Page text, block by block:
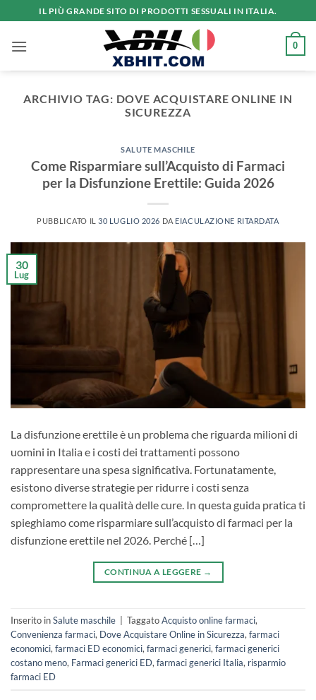
ai
contenuti
IL PIÙ GRANDE SITO DI PRODOTTI SESSUALI IN ITALIA.
0
ARCHIVIO TAG: DOVE ACQUISTARE ONLINE IN
SICUREZZA
SALUTE MASCHILE
Come Risparmiare sull’Acquisto di Farmaci
per la Disfunzione Erettile: Guida 2026
PUBBLICATO IL 30 LUGLIO 2026 DA EIACULAZIONE RITARDATA
30
Lug
La disfunzione erettile è un problema che riguarda milioni di
uomini in Italia e i costi dei trattamenti possono
rappresentare una spesa significativa. Fortunatamente,
esistono diverse strategie per ridurre i costi senza
compromettere la qualità delle cure. In questa guida pratica ti
spieghiamo come risparmiare sull’acquisto di farmaci per la
disfunzione erettile nel 2026. Perché […]
CONTINUA A LEGGERE →
Inserito inSalute maschile TaggatoAcquisto online farmaci,
Convenienza farmaci, Dove Acquistare Online in Sicurezza,farmaci
economici,farmaci ED economici,farmaci generici,farmaci generici
costano meno, Farmaci generici ED,farmaci generici Italia, risparmio
farmaci ED